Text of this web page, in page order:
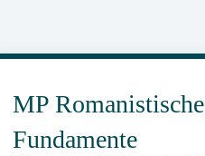
MP Romanistische
Fundamente